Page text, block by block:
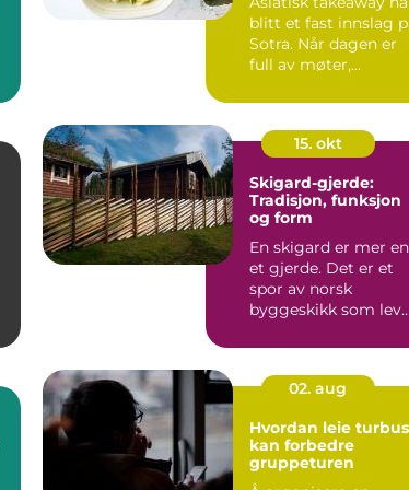
blitt et fast innslag
Sotra. Når dagen er
full av møter,...
15. okt
Skigard-gjerde:
Tradisjon, funksjon
og form
En skigard er mer
et gjerde. Det er et
spor av norsk
byggeskikk som lever
e...
02. aug
Hvordan leie
kan forbedre
gruppeturen